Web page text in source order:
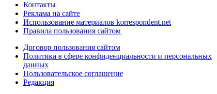
Контакты
Реклама на сайте
Использование материалов korrespondent.net
Правила пользования сайтом
Договор пользования сайтом
Политика в сфере конфиденциальности и персональных
данных
Пользовательское соглашение
Редакция